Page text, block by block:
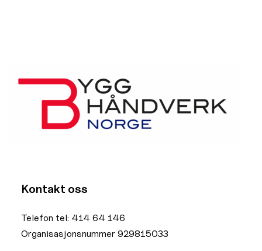
Kontakt oss
Telefon tel: 414 64 146
Organisasjonsnummer 929815033